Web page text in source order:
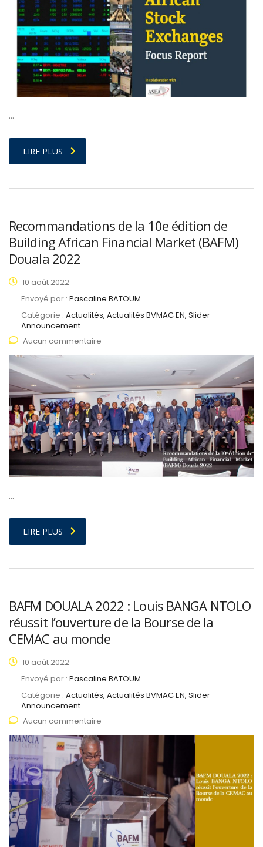
…
LIRE PLUS
Recommandations de la 10e édition de
Building African Financial Market (BAFM)
Douala 2022
10 août 2022
Envoyé par : Pascaline BATOUM
Catégorie : Actualités, Actualités BVMAC EN, Slider
Announcement
Aucun commentaire
…
LIRE PLUS
BAFM DOUALA 2022 : Louis BANGA NTOLO
réussit l’ouverture de la Bourse de la
CEMAC au monde
10 août 2022
Envoyé par : Pascaline BATOUM
Catégorie : Actualités, Actualités BVMAC EN, Slider
Announcement
Aucun commentaire